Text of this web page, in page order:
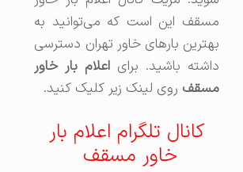
مسقف این است که می‌توانید به
بهترین بارهای خاور تهران دسترسی
داشته باشید. برایاعلام بار خاور
مسقفروی لینک زیر کلیک کنید.
کانال تلگرام اعلام بار
خاور مسقف